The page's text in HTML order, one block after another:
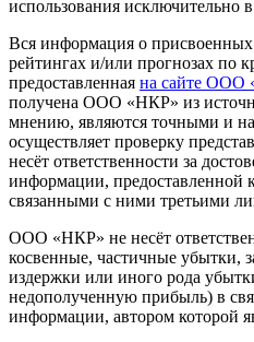
использования исключительно
Вся информация о
рейтингах и/или прогнозах по
предоставленная на сайте ООО
получена ООО «НКР» из
мнению, являются точными и
осуществляет проверку
несёт ответственности за
информации, предоставленной
связанными с ними третьими
ООО «НКР» не несёт
косвенные, частичные убытки,
издержки или иного рода
недополученную прибыль) в
информации, автором которой